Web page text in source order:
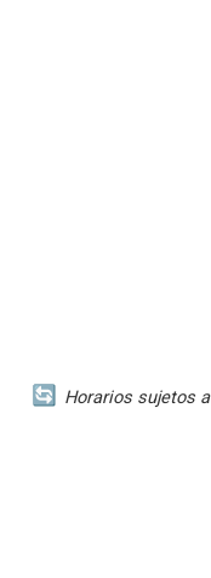
Horarios sujetos